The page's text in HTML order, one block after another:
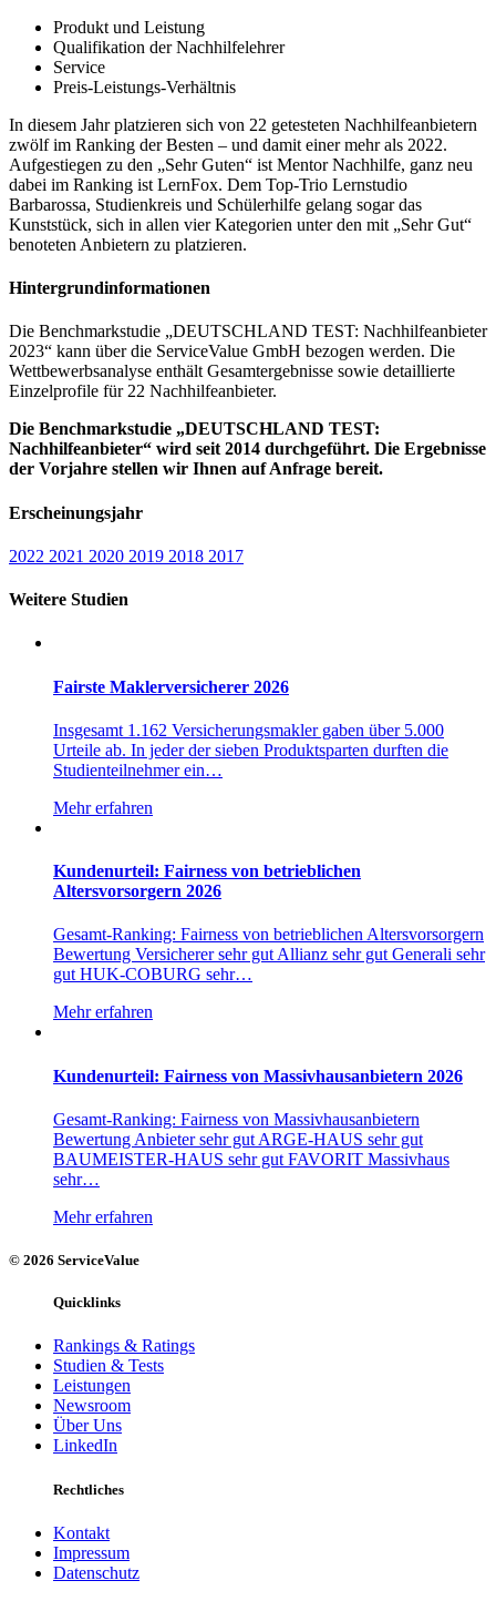
Produkt und Leistung
Qualifikation der Nachhilfelehrer
Service
Preis-Leistungs-Verhältnis
In diesem Jahr platzieren sich von 22 getesteten Nachhilfeanbietern
zwölf im Ranking der Besten – und damit einer mehr als 2022.
Aufgestiegen zu den „Sehr Guten“ ist Mentor Nachhilfe, ganz neu
dabei im Ranking ist LernFox. Dem Top-Trio Lernstudio
Barbarossa, Studienkreis und Schülerhilfe gelang sogar das
Kunststück, sich in allen vier Kategorien unter den mit „Sehr Gut“
benoteten Anbietern zu platzieren.
Hintergrundinformationen
Die Benchmarkstudie „DEUTSCHLAND TEST: Nachhilfeanbieter
2023“ kann über die ServiceValue GmbH bezogen werden. Die
Wettbewerbsanalyse enthält Gesamtergebnisse sowie detaillierte
Einzelprofile für 22 Nachhilfeanbieter.
Die Benchmarkstudie „DEUTSCHLAND TEST:
Nachhilfeanbieter“ wird seit 2014 durchgeführt. Die Ergebnisse
der Vorjahre stellen wir Ihnen auf Anfrage bereit.
Erscheinungsjahr
2022 2021 2020 2019 2018 2017
Weitere Studien
Fairste Maklerversicherer 2026
Insgesamt 1.162 Versicherungsmakler gaben über 5.000
Urteile ab. In jeder der sieben Produktsparten durften die
Studienteilnehmer ein…
Mehr erfahren
Kundenurteil: Fairness von betrieblichen
Altersvorsorgern 2026
Gesamt-Ranking: Fairness von betrieblichen Altersvorsorgern
Bewertung Versicherer sehr gut Allianz sehr gut Generali sehr
gut HUK-COBURG sehr…
Mehr erfahren
Kundenurteil: Fairness von Massivhausanbietern 2026
Gesamt-Ranking: Fairness von Massivhausanbietern
Bewertung Anbieter sehr gut ARGE-HAUS sehr gut
BAUMEISTER-HAUS sehr gut FAVORIT Massivhaus
sehr…
Mehr erfahren
© 2026 ServiceValue
Quicklinks
Rankings & Ratings
Studien & Tests
Leistungen
Newsroom
Über Uns
LinkedIn
Rechtliches
Kontakt
Impressum
Datenschutz